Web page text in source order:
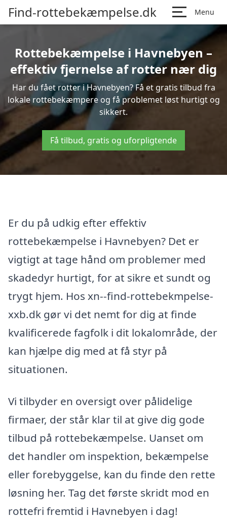
Find-rottebekæmpelse.dk Menu
Rottebekæmpelse i Havnebyen –
effektiv fjernelse af rotter nær dig
Har du fået rotter i Havnebyen? Få et gratis tilbud fra
lokale rottebekæmpere og få problemet løst hurtigt og
sikkert.
Få tilbud, gratis og uforpligtende
Er du på udkig efter effektiv
rottebekæmpelse i Havnebyen? Det er
vigtigt at tage hånd om problemer med
skadedyr hurtigt, for at sikre et sundt og
trygt hjem. Hos xn--find-rottebekmpelse-
xxb.dk gør vi det nemt for dig at finde
kvalificerede fagfolk i dit lokalområde, der
kan hjælpe dig med at få styr på
situationen.
Vi tilbyder en oversigt over pålidelige
firmaer, der står klar til at give dig gode
tilbud på rottebekæmpelse. Uanset om
det handler om inspektion, bekæmpelse
eller forebyggelse, kan du finde den rette
løsning her. Tag det første skridt mod en
rottefri fremtid i Havnebyen i dag!